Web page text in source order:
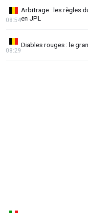
Arbitrage : les règles
en JPL
08:54
Diables rouges : le
08:29